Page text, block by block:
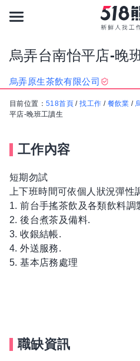
烏弄台南怡平店-晚
烏弄原生茶飲有限公司
目前位置： 518首頁 /找工作 / 餐飲業 /
平店-晚班工讀生
工作內容
短期勿試
上下班時間可依個人狀況彈性
1. 前台手搖茶飲及各類飲料調
2. 後台煮茶及備料.
3. 收銀結帳.
4. 外送服務.
5. 基本店務處理
職缺資訊